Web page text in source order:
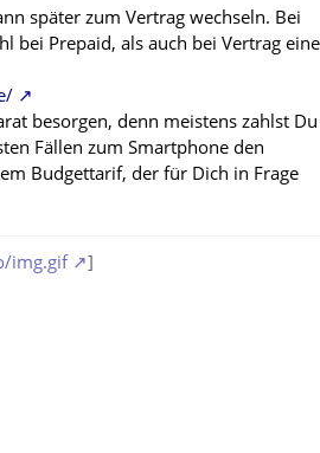
später zum Vertrag wechseln. Bei
bei Prepaid, als auch bei Vertrag
besorgen, denn meistens zahlst Du
Fällen zum Smartphone den
Budgettarif, der für Dich in Frage
img.gif
]